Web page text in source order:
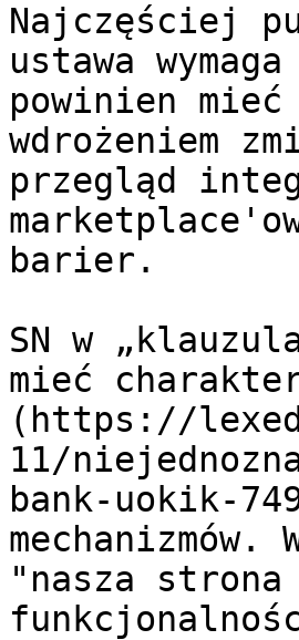
Najczęściej
ustawa
powinien
wdrożeniem
przegląd
barier.
SN w
mieć
(https://
11/
bank-uokik-
"nasza